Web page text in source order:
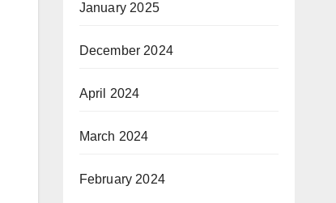
January 2025
December 2024
April 2024
March 2024
February 2024